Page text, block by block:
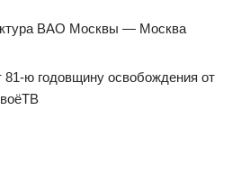
ВАО Москвы — Москва